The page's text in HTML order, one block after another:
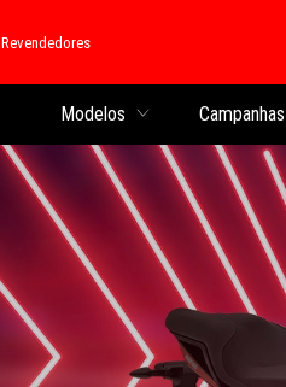
Revendedores
Revendedores
Modelos